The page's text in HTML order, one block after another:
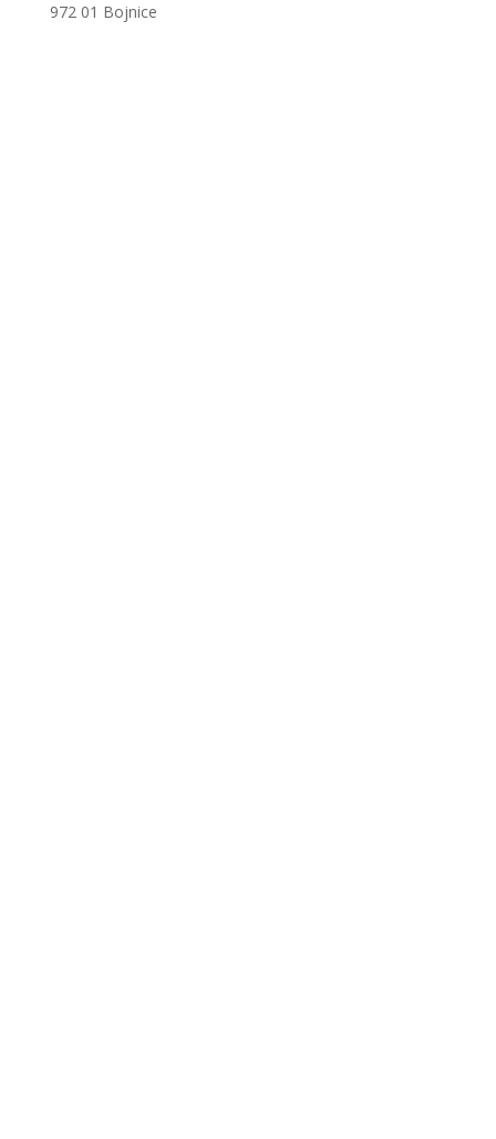
972 01 Bojnice